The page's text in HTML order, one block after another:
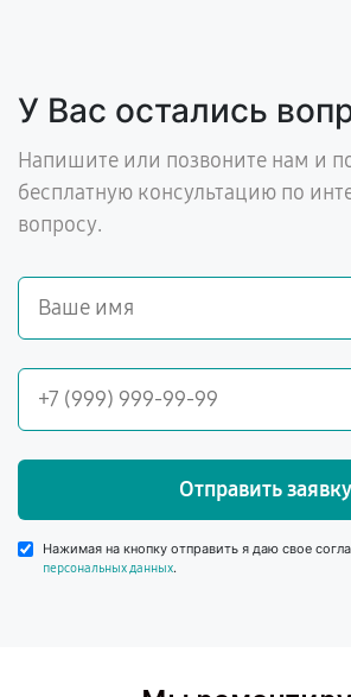
У Вас остались
Напишите или позвоните нам и
бесплатную консультацию по
вопросу.
Отправить заявку
Нажимая на кнопку отправить я даю свое
персональных данных.